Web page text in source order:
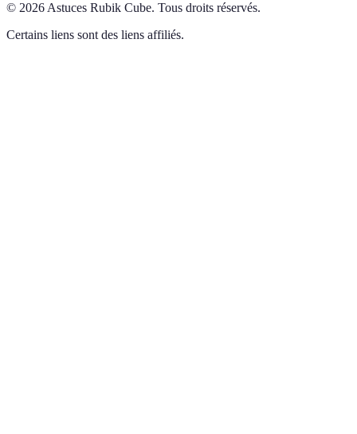
© 2026 Astuces Rubik Cube. Tous droits réservés.
Certains liens sont des liens affiliés.